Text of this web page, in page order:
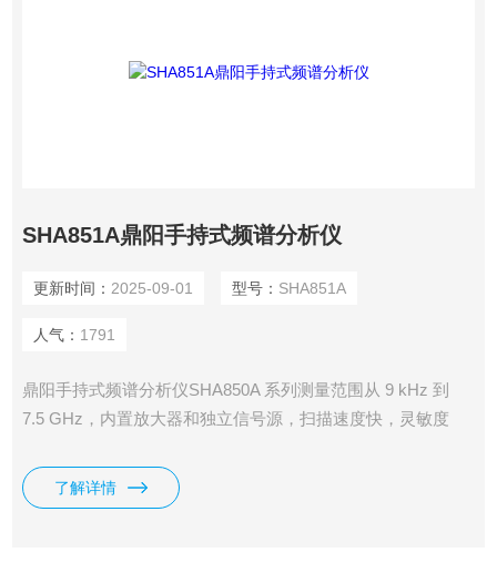
SHA851A鼎阳手持式频谱分析仪
更新时间： 2025-09-01 型号： SHA851A
人气： 1791
鼎阳手持式频谱分析仪SHA850A 系列测量范围从 9 kHz 到
7.5 GHz，内置放大器和独立信号源，扫描速度快，灵敏度
监测、电磁兼容测试等功能；天线和电缆测试与网络分析的测
量范围从 100 kHz 到 7.5 GHz，具备全单端口和单向双端口网
了解详情